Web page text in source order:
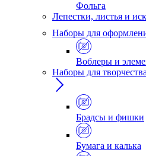
Фольга
Лепестки, листья и
Наборы для
Воблеры и
Наборы для
Брадсы и фишки
Бумага и калька